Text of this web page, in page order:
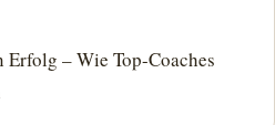
– Wie Top-Coaches